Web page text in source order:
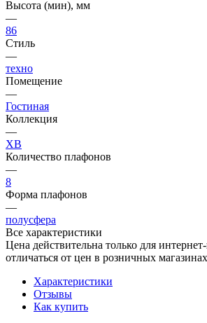
Высота (мин), мм
—
86
Стиль
—
техно
Помещение
—
Гостиная
Коллекция
—
XB
Количество плафонов
—
8
Форма плафонов
—
полусфера
Все характеристики
Цена действительна только для
отличаться от цен в розничных магазинах
Характеристики
Отзывы
Как купить